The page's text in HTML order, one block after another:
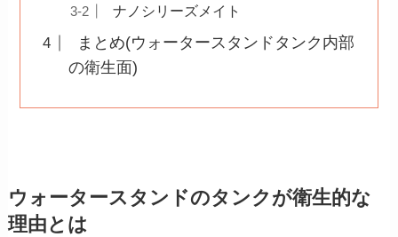
ナノシリーズメイト
まとめ(ウォータースタンドタンク内部
の衛生面)
ウォータースタンドのタンクが衛生的な
理由とは